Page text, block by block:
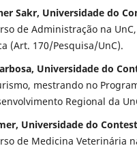
Sakr, Universidade do
de Administração na
(Art. 170/Pesquisa/UnC).
Universidade do
mestrando no
Regional da
Universidade do
de Medicina Veterinária